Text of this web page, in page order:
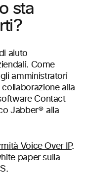
sta
aiuto
Come
amministratori
alla
Contact
Jabber® alla
Voice Over IP.
paper sulla